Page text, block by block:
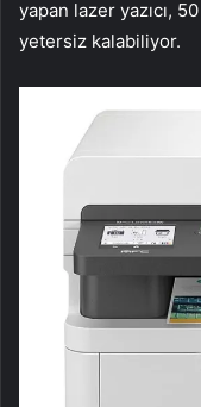
yapan lazer yazıcı,
yetersiz kalabiliyor.